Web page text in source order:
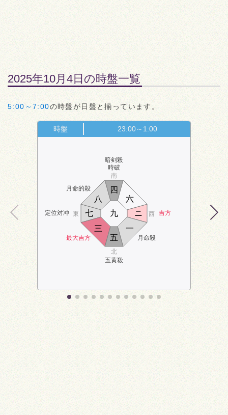
2025年10月4日の時盤一覧
5:00～7:00の時盤が日盤と揃っています。
時盤 23:00～1:00
月命的殺
暗剣殺
時破
定位対冲 吉方
最大吉方
五黄殺
月命殺
南
北
東 西
五
六
七
八
九
一
ニ
三
四